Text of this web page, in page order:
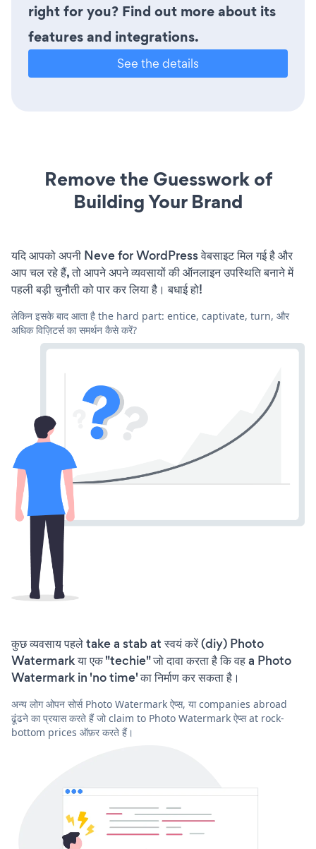
right for you? Find out more about its
features and integrations.
See the details
Remove the Guesswork of
Building Your Brand
यदि आपको अपनी Neve for WordPress वेबसाइट मिल गई है और
आप चल रहे हैं, तो आपने अपने व्यवसायों की ऑनलाइन उपस्थिति बनाने में
पहली बड़ी चुनौती को पार कर लिया है। बधाई हो!
लेकिन इसके बाद आता है the hard part: entice, captivate, turn, और
अधिक विज़िटर्स का समर्थन कैसे करें?
कुछ व्यवसाय पहले take a stab at स्वयं करें (diy) Photo
Watermark या एक "techie" जो दावा करता है कि वह a Photo
Watermark in 'no time' का निर्माण कर सकता है।
अन्य लोग ओपन सोर्स Photo Watermark ऐप्स, या companies abroad
ढूंढने का प्रयास करते हैं जो claim to Photo Watermark ऐप्स at rock-
bottom prices ऑफ़र करते हैं।